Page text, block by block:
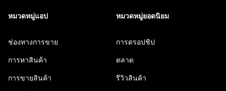
หมวดหมู่แอป
ช่องทางการขาย
การหาสินค้า
การขายสินค้า
หมวดหมู่ยอดนิยม
การดรอปชิป
ตลาด
รีวิวสินค้า